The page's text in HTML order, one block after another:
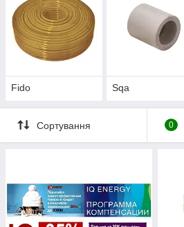
Fido Sqa
Сортування 0